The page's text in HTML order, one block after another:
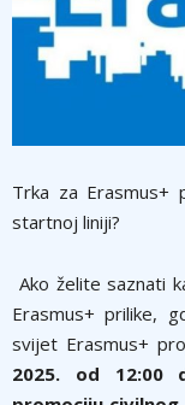
Trka za
startnoj liniji?
Ako želite saznati
Erasmus+ prilike,
svijet Erasmus+
2025. od 12:00